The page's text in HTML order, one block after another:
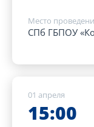
Место
СПб ГБПОУ
01 апреля
15:00